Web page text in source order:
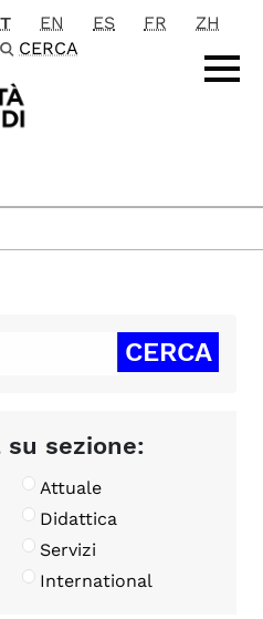
principale
EN ES FR
ZH
CERCA
su sezione:
Attuale
Didattica
Servizi
International